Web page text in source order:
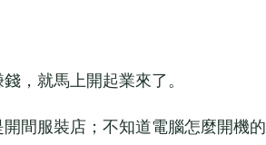
，就馬上開起業來了。
間服裝店；不知道電腦怎麼開機的